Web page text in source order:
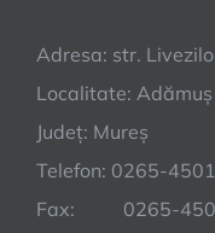
Adresa: str.
Localitate: Adămuș
Județ: Mureș
Telefon: 0265-
Fax: 0265-